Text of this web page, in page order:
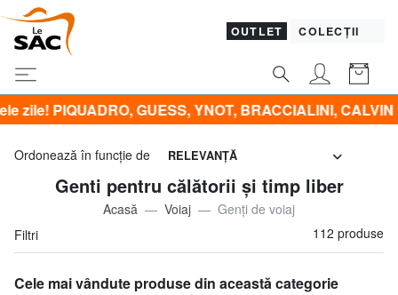
OUTLET COLECȚII
BRACCIALINI, CALVIN KLEIN, KIPLING ŞI
Ordonează în funcţie de RELEVANŢĂ
Genti pentru călătorii și timp liber
Acasă Voiaj
Genți de voiaj
Filtri
112 produse
Cele mai vândute produse din această categorie